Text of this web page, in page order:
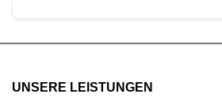
UNSERE LEISTUNGEN